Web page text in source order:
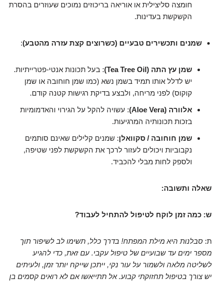
חומצה סליצילית או אוריאה בריכוזים נמוכים שעוזרים בהסרת
הקשקשת בעדינות.
שמנים ותכשירים טבעיים (כשרוצים קצת עזרה מהטבע):
שמן עץ התה (Tea Tree Oil)
: בעל תכונות אנטי-פטרייתיות.
יש לדלל אותו תמיד בשמן נשא (כמו שמן חוחובה או שמן
קוקוס) לפני מריחה, ולבצע בדיקת רגישות קטנה קודם.
אלוורה (Aloe Vera)
: עשויה להקל על הגירוי והאדמומיות
בזכות תכונותיה המרגיעות.
שמן חוחובה / סקוואלן: שמנים קלילים שאינם סותמים
נקבוביות ויכולים לעזור לרכך את הקשקשת לפני שטיפה,
ולספק לחות מבלי להכביד.
שאלה ותשובה:
ש: כמה זמן לוקח לטיפול להתחיל לעבוד?
ת: סבלנות היא מילת המפתח! בדרך כלל, תשימו לב לשיפור תוך
מספר ימים עד שבועיים של טיפול עקבי. עם זאת, כדי להגיע
לשליטה מלאה ולשמור על עור נקי, ייתכן שייקח יותר זמן, ולעיתים
יש צורך בטיפול תחזוקתי קבוע. אל תתייאשו אם לא רואים קסמים בן